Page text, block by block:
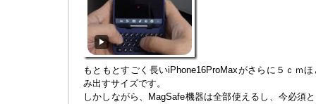
もともとすごく長いiPhone16ProMaxがさらに５ｃｍ
み出すサイズです。
しかしながら、MagSafe機器は全部使えるし、今必須